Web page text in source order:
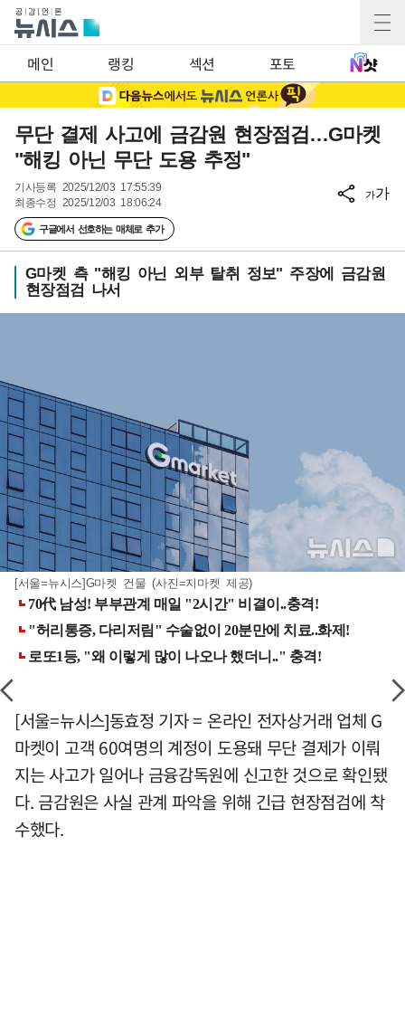
메인 랭킹 섹션 포토
무단 결제 사고에 금감원 현장점검…G마켓
"해킹 아닌 무단 도용 추정"
기사등록 2025/12/03 17:55:39
최종수정 2025/12/03 18:06:24
구글에서 선호하는 매체로 추가
가가
G마켓 측 "해킹 아닌 외부 탈취 정보" 주장에 금감원
현장점검 나서
[서울=뉴시스]G마켓 건물 (사진=지마켓 제공)
[서울=뉴시스]동효정 기자 = 온라인 전자상거래 업체 G
마켓이 고객 60여명의 계정이 도용돼 무단 결제가 이뤄
지는 사고가 일어나 금융감독원에 신고한 것으로 확인됐
다. 금감원은 사실 관계 파악을 위해 긴급 현장점검에 착
수했다.